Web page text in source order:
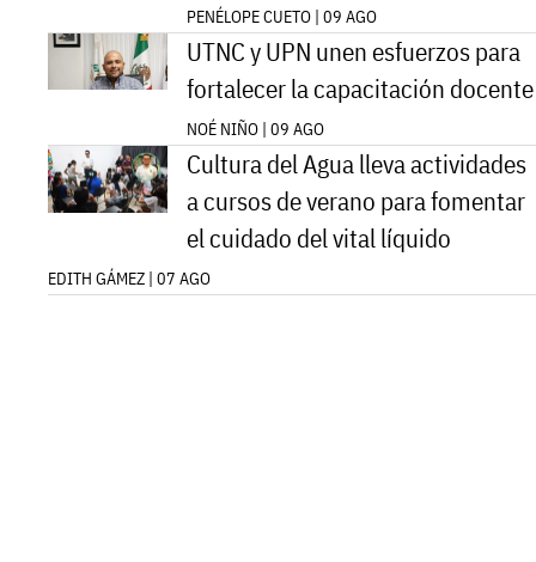
PENÉLOPE CUETO | 09 AGO
UTNC y UPN unen esfuerzos para
fortalecer la capacitación docente
NOÉ NIÑO | 09 AGO
Cultura del Agua lleva actividades
a cursos de verano para fomentar
el cuidado del vital líquido
EDITH GÁMEZ | 07 AGO